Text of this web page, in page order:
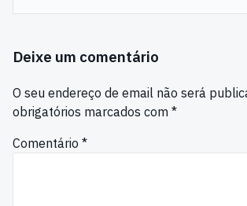
Deixe um comentário
O seu endereço de email não será
obrigatórios marcados com *
Comentário *